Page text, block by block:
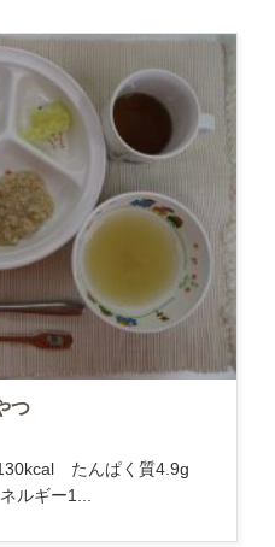
つ
130kcal たんぱく質4.9g
ルギー1...